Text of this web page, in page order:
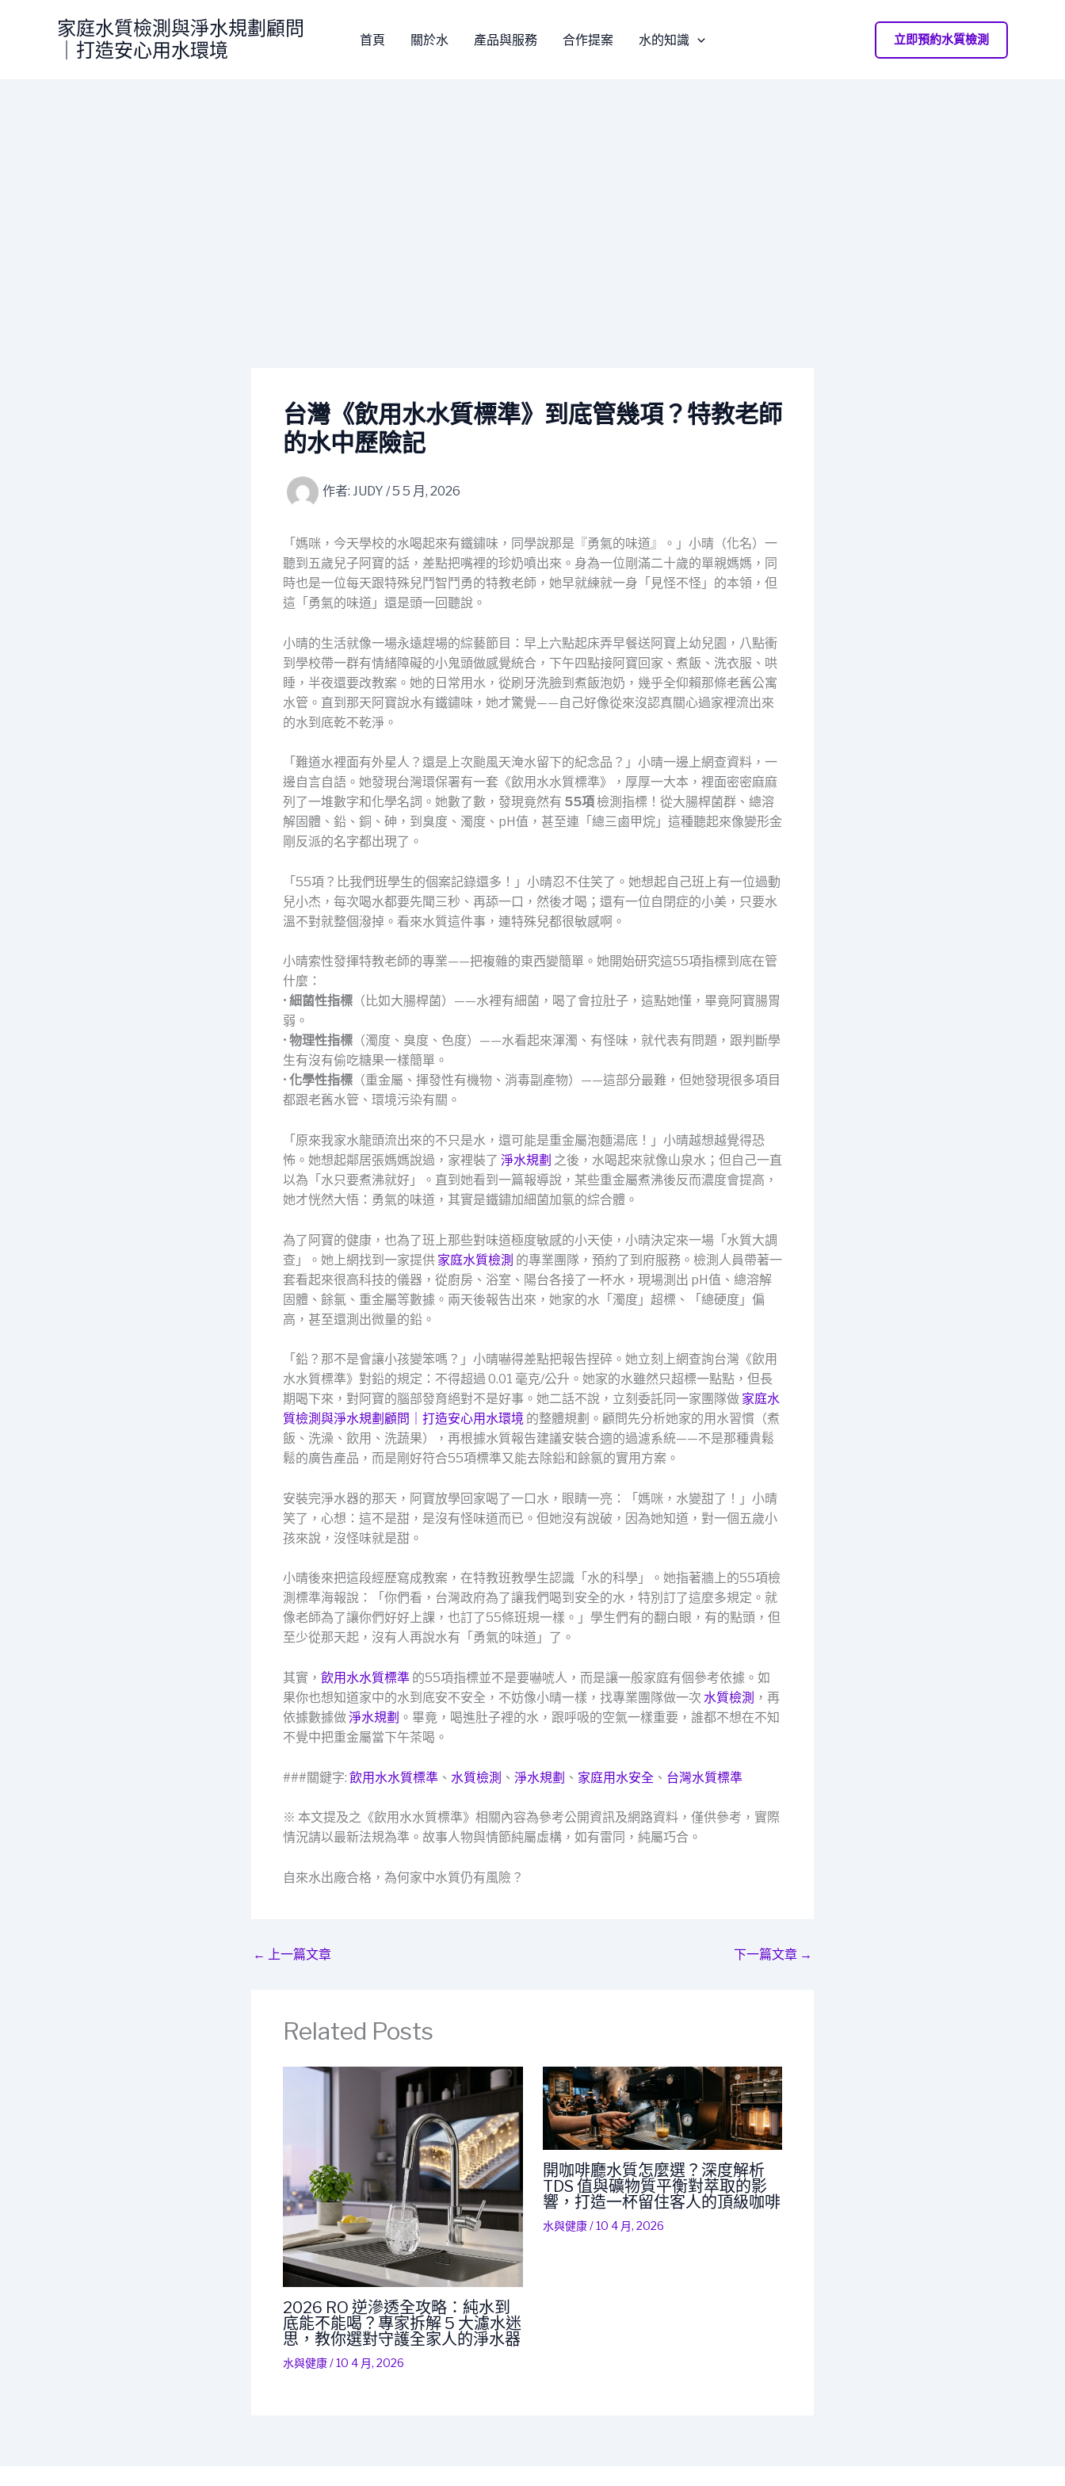
家庭水質檢測與淨水規劃顧問
｜打造安心用水環境
首頁 關於水 產品與服務 合作提案 水的知識 立即預約水質檢測
台灣《飲用水水質標準》到底管幾項？特教老師
的水中歷險記
作者: JUDY /5 5 月, 2026
「媽咪，今天學校的水喝起來有鐵鏽味，同學說那是『勇氣的味道』。」小晴（化名）一
聽到五歲兒子阿寶的話，差點把嘴裡的珍奶噴出來。身為一位剛滿二十歲的單親媽媽，同
時也是一位每天跟特殊兒鬥智鬥勇的特教老師，她早就練就一身「見怪不怪」的本領，但
這「勇氣的味道」還是頭一回聽說。
小晴的生活就像一場永遠趕場的綜藝節目：早上六點起床弄早餐送阿寶上幼兒園，八點衝
到學校帶一群有情緒障礙的小鬼頭做感覺統合，下午四點接阿寶回家、煮飯、洗衣服、哄
睡，半夜還要改教案。她的日常用水，從刷牙洗臉到煮飯泡奶，幾乎全仰賴那條老舊公寓
水管。直到那天阿寶說水有鐵鏽味，她才驚覺——自己好像從來沒認真關心過家裡流出來
的水到底乾不乾淨。
「難道水裡面有外星人？還是上次颱風天淹水留下的紀念品？」小晴一邊上網查資料，一
邊自言自語。她發現台灣環保署有一套《飲用水水質標準》，厚厚一大本，裡面密密麻麻
列了一堆數字和化學名詞。她數了數，發現竟然有 55項檢測指標！從大腸桿菌群、總溶
解固體、鉛、銅、砷，到臭度、濁度、pH值，甚至連「總三鹵甲烷」這種聽起來像變形金
剛反派的名字都出現了。
「55項？比我們班學生的個案記錄還多！」小晴忍不住笑了。她想起自己班上有一位過動
兒小杰，每次喝水都要先聞三秒、再舔一口，然後才喝；還有一位自閉症的小美，只要水
溫不對就整個潑掉。看來水質這件事，連特殊兒都很敏感啊。
小晴索性發揮特教老師的專業——把複雜的東西變簡單。她開始研究這55項指標到底在管
什麼：
• 細菌性指標 （比如大腸桿菌）——水裡有細菌，喝了會拉肚子，這點她懂，畢竟阿寶腸胃
弱。
• 物理性指標 （濁度、臭度、色度）——水看起來渾濁、有怪味，就代表有問題，跟判斷學
生有沒有偷吃糖果一樣簡單。
• 化學性指標 （重金屬、揮發性有機物、消毒副產物）——這部分最難，但她發現很多項目
都跟老舊水管、環境污染有關。
「原來我家水龍頭流出來的不只是水，還可能是重金屬泡麵湯底！」小晴越想越覺得恐
怖。她想起鄰居張媽媽說過，家裡裝了 淨水規劃 之後，水喝起來就像山泉水；但自己一直
以為「水只要煮沸就好」。直到她看到一篇報導說，某些重金屬煮沸後反而濃度會提高，
她才恍然大悟：勇氣的味道，其實是鐵鏽加細菌加氯的綜合體。
為了阿寶的健康，也為了班上那些對味道極度敏感的小天使，小晴決定來一場「水質大調
查」。她上網找到一家提供 家庭水質檢測 的專業團隊，預約了到府服務。檢測人員帶著一
套看起來很高科技的儀器，從廚房、浴室、陽台各接了一杯水，現場測出 pH值、總溶解
固體、餘氯、重金屬等數據。兩天後報告出來，她家的水「濁度」超標、「總硬度」偏
高，甚至還測出微量的鉛。
「鉛？那不是會讓小孩變笨嗎？」小晴嚇得差點把報告捏碎。她立刻上網查詢台灣《飲用
水水質標準》對鉛的規定：不得超過 0.01 毫克/公升。她家的水雖然只超標一點點，但長
期喝下來，對阿寶的腦部發育絕對不是好事。她二話不說，立刻委託同一家團隊做 家庭水
質檢測與淨水規劃顧問｜打造安心用水環境 的整體規劃。顧問先分析她家的用水習慣（煮
飯、洗澡、飲用、洗蔬果），再根據水質報告建議安裝合適的過濾系統——不是那種貴鬆
鬆的廣告產品，而是剛好符合55項標準又能去除鉛和餘氯的實用方案。
安裝完淨水器的那天，阿寶放學回家喝了一口水，眼睛一亮：「媽咪，水變甜了！」小晴
笑了，心想：這不是甜，是沒有怪味道而已。但她沒有說破，因為她知道，對一個五歲小
孩來說，沒怪味就是甜。
小晴後來把這段經歷寫成教案，在特教班教學生認識「水的科學」。她指著牆上的55項檢
測標準海報說：「你們看，台灣政府為了讓我們喝到安全的水，特別訂了這麼多規定。就
像老師為了讓你們好好上課，也訂了55條班規一樣。」學生們有的翻白眼，有的點頭，但
至少從那天起，沒有人再說水有「勇氣的味道」了。
其實， 飲用水水質標準 的55項指標並不是要嚇唬人，而是讓一般家庭有個參考依據。如
果你也想知道家中的水到底安不安全，不妨像小晴一樣，找專業團隊做一次 水質檢測 ，再
依據數據做淨水規劃 。畢竟，喝進肚子裡的水，跟呼吸的空氣一樣重要，誰都不想在不知
不覺中把重金屬當下午茶喝。
###關鍵字: 飲用水水質標準 、 水質檢測 、 淨水規劃 、 家庭用水安全 、 台灣水質標準
※ 本文提及之《飲用水水質標準》相關內容為參考公開資訊及網路資料，僅供參考，實際
情況請以最新法規為準。故事人物與情節純屬虛構，如有雷同，純屬巧合。
自來水出廠合格，為何家中水質仍有風險？
← 上一篇文章 下一篇文章 →
Related Posts
2026 RO 逆滲透全攻略：純水到
底能不能喝？專家拆解 5 大濾水迷
思，教你選對守護全家人的淨水器
水與健康/10 4 月, 2026
開咖啡廳水質怎麼選？深度解析
TDS 值與礦物質平衡對萃取的影
響，打造一杯留住客人的頂級咖啡
水與健康/10 4 月, 2026